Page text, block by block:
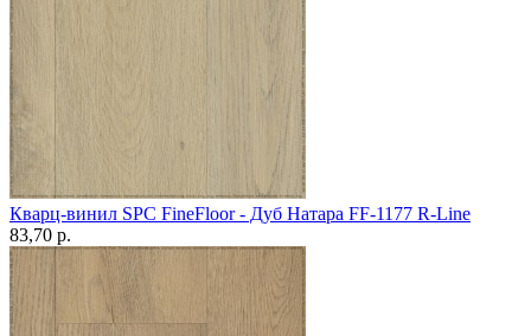
Кварц-винил SPC FineFloor - Дуб Натара FF-1177 R-Line
83,70 p.